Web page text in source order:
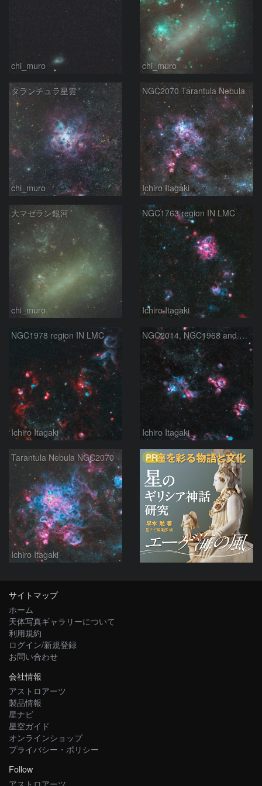
chi_muro chi_muro
タランチュラ星雲
chi_muro
NGC2070 Tarantula Nebula
Ichiro Itagaki
大マゼラン銀河
chi_muro
NGC1763 region IN LMC
Ichiro Itagaki
NGC1978 region IN LMC
Ichiro Itagaki
NGC2014, NGC1968 and NGC1935 in Dorado
Ichiro Itagaki
Tarantula Nebula NGC2070
Ichiro Itagaki
PR
サイトマップ
ホーム
天体写真ギャラリーについて
利用規約
ログイン/新規登録
お問い合わせ
会社情報
アストロアーツ
製品情報
星ナビ
星空ガイド
オンラインショップ
プライバシー・ポリシー
Follow